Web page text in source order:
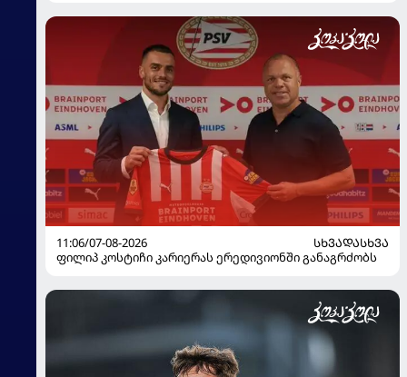
11:06/07-08-2026
ᲡᲮᲕᲐᲓᲐᲡᲮᲕᲐ
ფილიპ კოსტიჩი კარიერას ერედივიონში განაგრძობს